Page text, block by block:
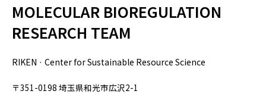
MOLECULAR BIOREGULATION
RESEARCH TEAM
RIKEN · Center for Sustainable Resource Science
〒351-0198 埼玉県和光市広沢2-1